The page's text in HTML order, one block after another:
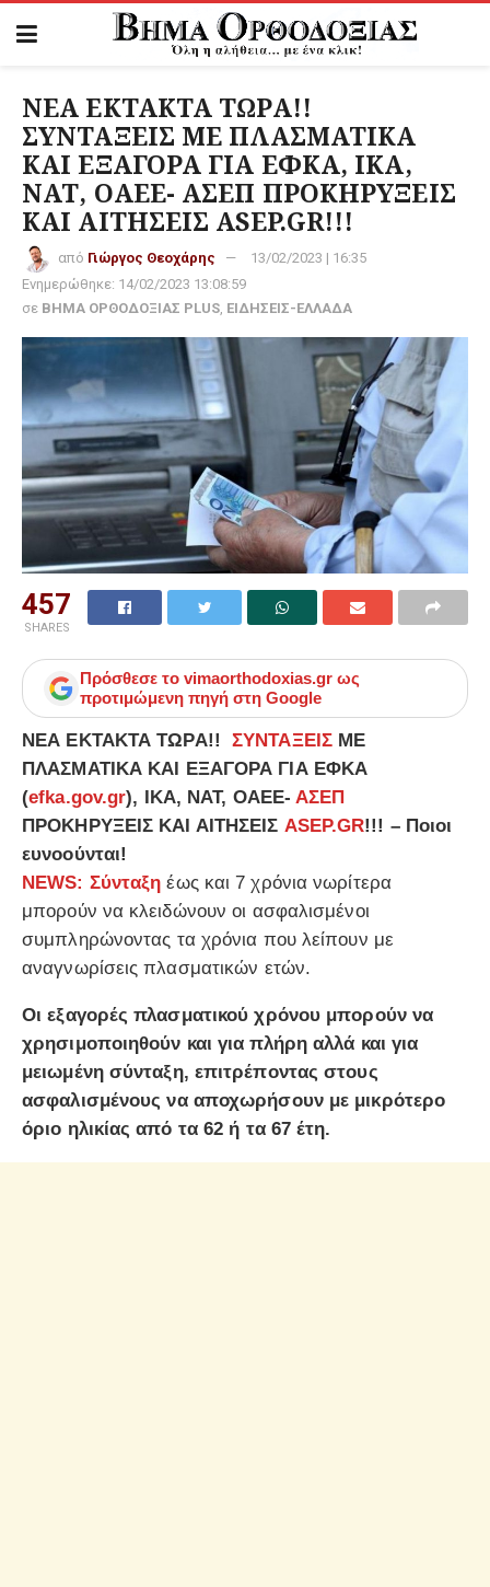
ΝΕΑ ΕΚΤΑΚΤΑ ΤΩΡΑ!!
ΣΥΝΤΑΞΕΙΣ ΜΕ ΠΛΑΣΜΑΤΙΚΑ
ΚΑΙ ΕΞΑΓΟΡΑ ΓΙΑ ΕΦΚΑ, ΙΚΑ,
ΝΑΤ, ΟΑΕΕ- ΑΣΕΠ ΠΡΟΚΗΡΥΞΕΙΣ
ΚΑΙ ΑΙΤΗΣΕΙΣ ASEP.GR!!!
από Γιώργος Θεοχάρης
13/02/2023 | 16:35
Ενημερώθηκε: 14/02/2023 13:08:59
σε ΒΗΜΑ ΟΡΘΟΔΟΞΙΑΣ PLUS, ΕΙΔΗΣΕΙΣ-ΕΛΛΑΔΑ
457
SHARES
Πρόσθεσε το vimaorthodoxias.gr ως
προτιμώμενη πηγή στη Google
ΝΕΑ ΕΚΤΑΚΤΑ ΤΩΡΑ!!ΣΥΝΤΑΞΕΙΣΜΕ
ΠΛΑΣΜΑΤΙΚΑ ΚΑΙ ΕΞΑΓΟΡΑ ΓΙΑ ΕΦΚΑ
(efka.gov.gr), ΙΚΑ, ΝΑΤ, ΟΑΕΕ-ΑΣΕΠ
ΠΡΟΚΗΡΥΞΕΙΣ ΚΑΙ ΑΙΤΗΣΕΙΣ ASEP.GR!!! – Ποιοι
ευνοούνται!
ΝΕWS: Σύνταξη έως και 7 χρόνια νωρίτερα
μπορούν να κλειδώνουν οι ασφαλισμένοι
συμπληρώνοντας τα χρόνια που λείπουν με
αναγνωρίσεις πλασματικών ετών.
Οι εξαγορές πλασματικού χρόνου μπορούν να
χρησιμοποιηθούν και για πλήρη αλλά και για
μειωμένη σύνταξη, επιτρέποντας στους
ασφαλισμένους να αποχωρήσουν με μικρότερο
όριο ηλικίας από τα 62 ή τα 67 έτη.